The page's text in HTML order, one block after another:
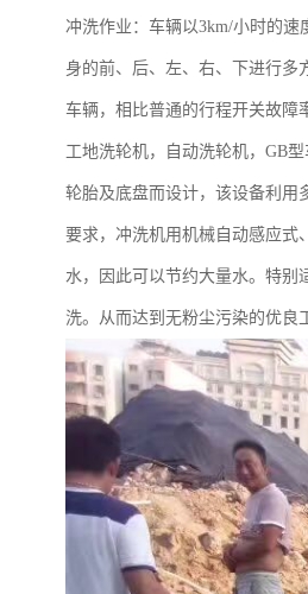
冲洗作业：车辆以3km/小时的
身的前、后、左、右、下进行多
车辆，相比普通的行程开关故障
工地洗轮机，自动洗轮机，GB
轮胎及底盘而设计，该设备利用
要求，冲洗机用机械自动感应式
水，因此可以节约大量水。特别
洗。从而达到无粉尘污染的优良